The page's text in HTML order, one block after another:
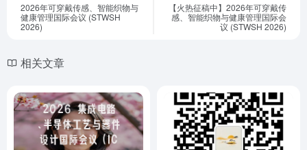
2026年可穿戴传感、智能织物与
健康管理国际会议 (STWSH
2026)
【火热征稿中】2026年可穿戴传
感、智能织物与健康管理国际会
议 (STWSH 2026)
相关文章